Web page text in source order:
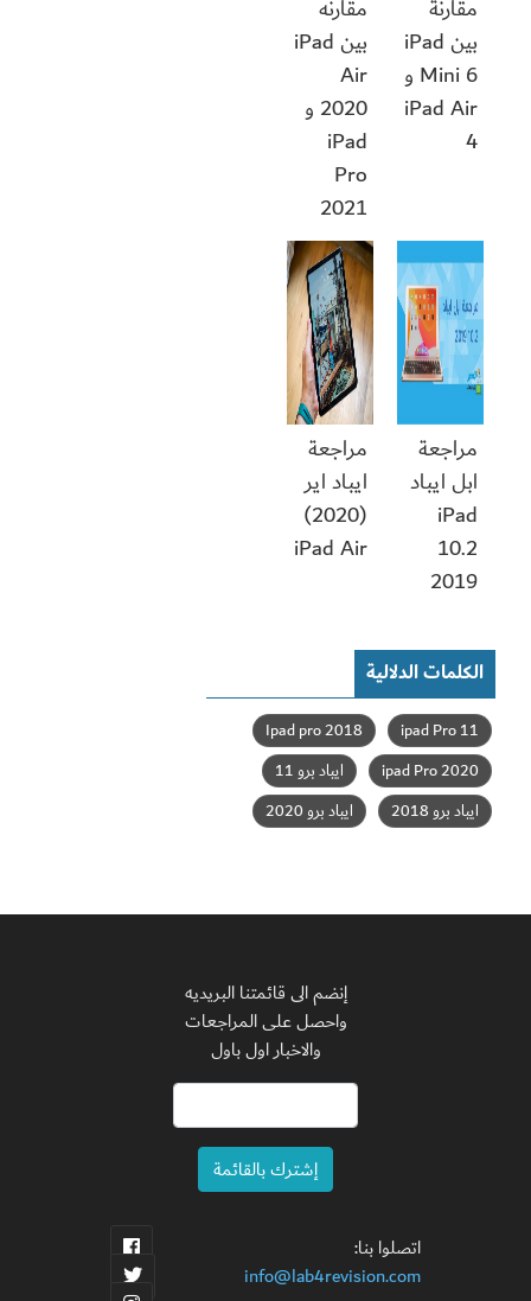
مقارنة
بين iPad
Mini 6 و
iPad Air
4
مقارنه
بين iPad
Air
2020 و
iPad
Pro
2021
مراجعة
ابل ايباد
iPad
10.2
2019
مراجعة
ايباد اير
(2020)
iPad Air
الكلمات الدلالية
ipad Pro 11
Ipad pro 2018
ipad Pro 2020
ايباد برو 11
ايباد برو 2018
ايباد برو 2020
إنضم الى قائمتنا البريديه
واحصل على المراجعات
والاخبار اول باول
اتصلوا بنا:
info@lab4revision.com